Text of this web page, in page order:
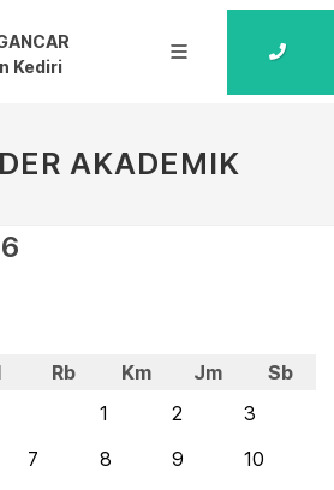
Kediri
AKADEMIK
Rb Km Jm
Sb
1
2
3
7 8 9
10